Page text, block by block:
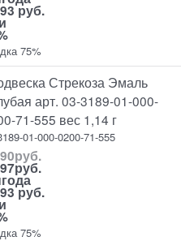
руб.
75%
Стрекоза Эмаль
арт. 03-3189-01-000-
71-555 вес 1,14 г
01-000-0200-71-555
руб.
руб.
руб.
75%